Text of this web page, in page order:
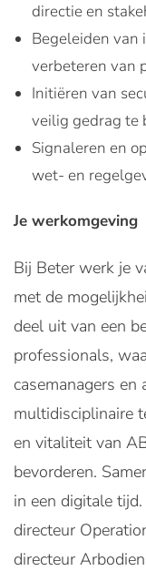
directie en
Begeleiden van
verbeteren van
Initiëren van
veilig gedrag te
Signaleren en
wet- en
Je werkomgeving
Bij Beter werk je
met de
deel uit van een
professionals,
casemanagers
multidisciplinaire
en vitaliteit van
bevorderen.
in een digitale
directeur
directeur